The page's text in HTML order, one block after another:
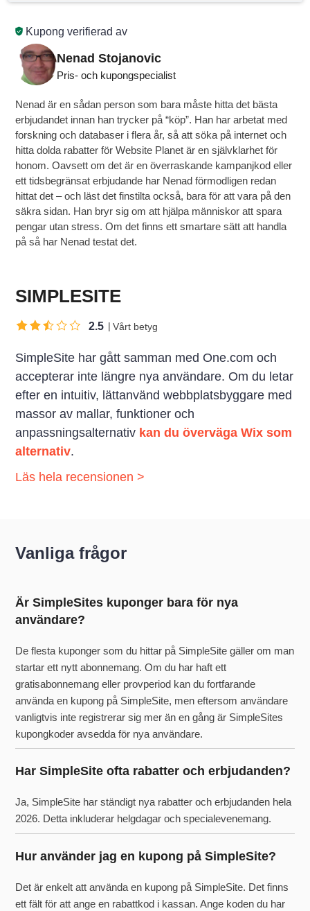
Kupong verifierad av
Nenad Stojanovic
Pris- och kupongspecialist
Nenad är en sådan person som bara måste hitta det bästa
erbjudandet innan han trycker på “köp”. Han har arbetat med
forskning och databaser i flera år, så att söka på internet och
hitta dolda rabatter för Website Planet är en självklarhet för
honom. Oavsett om det är en överraskande kampanjkod eller
ett tidsbegränsat erbjudande har Nenad förmodligen redan
hittat det – och läst det finstilta också, bara för att vara på den
säkra sidan. Han bryr sig om att hjälpa människor att spara
pengar utan stress. Om det finns ett smartare sätt att handla
på så har Nenad testat det.
SIMPLESITE
2.5 Vårt betyg
SimpleSite har gått samman med One.com och
accepterar inte längre nya användare. Om du letar
efter en intuitiv, lättanvänd webbplatsbyggare med
massor av mallar, funktioner och
anpassningsalternativ kan du överväga Wix som
alternativ.
Läs hela recensionen >
Vanliga frågor
Är SimpleSites kuponger bara för nya
användare?
De flesta kuponger som du hittar på SimpleSite gäller om man
startar ett nytt abonnemang. Om du har haft ett
gratisabonnemang eller provperiod kan du fortfarande
använda en kupong på SimpleSite, men eftersom användare
vanligtvis inte registrerar sig mer än en gång är SimpleSites
kupongkoder avsedda för nya användare.
Har SimpleSite ofta rabatter och erbjudanden?
Ja, SimpleSite har ständigt nya rabatter och erbjudanden hela
2026. Detta inkluderar helgdagar och specialevenemang.
Hur använder jag en kupong på SimpleSite?
Det är enkelt att använda en kupong på SimpleSite. Det finns
ett fält för att ange en rabattkod i kassan. Ange koden du har